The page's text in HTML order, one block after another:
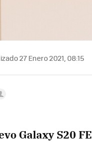
27 Enero 2021, 08:15
Galaxy S20 FE